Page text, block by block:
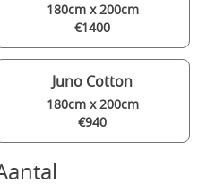
180cm x 200cm
€1400
Juno Cotton
180cm x 200cm
€940